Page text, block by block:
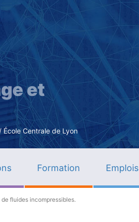
Aller
contenu
principal
et
École Centrale de Lyon
Formation Emplois
fluides incompressibles.